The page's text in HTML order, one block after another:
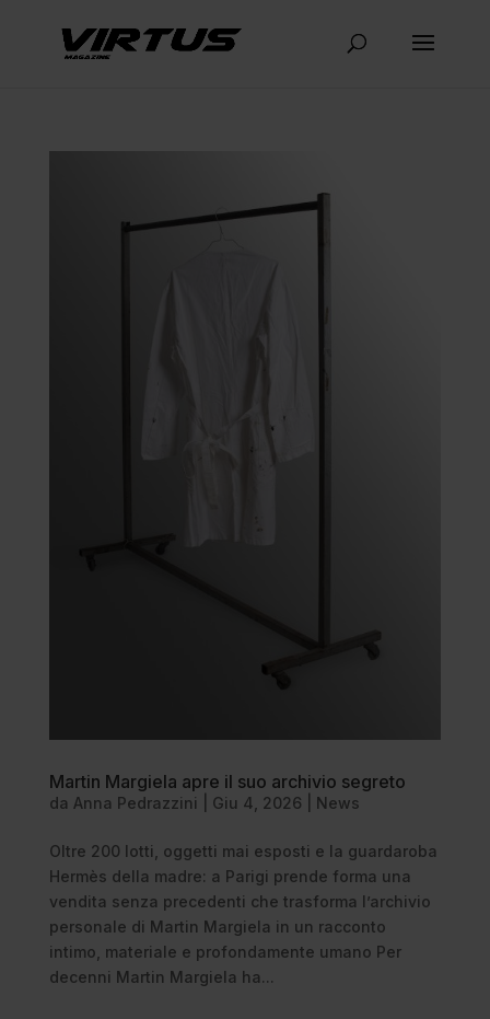
Martin Margiela apre il suo archivio segreto
da Anna Pedrazzini Giu 4, 2026 News
Oltre 200 lotti, oggetti mai esposti e la guardaroba
Hermès della madre: a Parigi prende forma una
vendita senza precedenti che trasforma l’archivio
personale di Martin Margiela in un racconto
intimo, materiale e profondamente umano Per
decenni Martin Margiela ha...